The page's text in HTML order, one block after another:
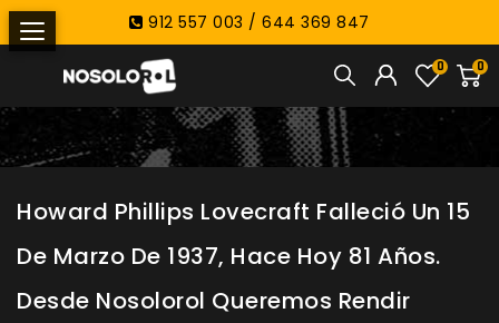
912 557 003 / 644 369 847
0
0
Howard Phillips Lovecraft Falleció Un 15
De Marzo De 1937, Hace Hoy 81 Años.
Desde Nosolorol Queremos Rendir